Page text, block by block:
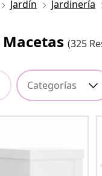
Jardín Jardinería
(325
Categorías